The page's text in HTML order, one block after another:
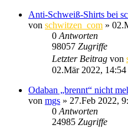
Anti-Schweiß-Shirts bei
von schwitzen_com »
0 Antworten
98057 Zugriffe
Letzter Beitrag von
02.Mär 2022, 14:54
Odaban „brennt“ nicht
von mgs » 27.Feb 2022,
0 Antworten
24985 Zugriffe